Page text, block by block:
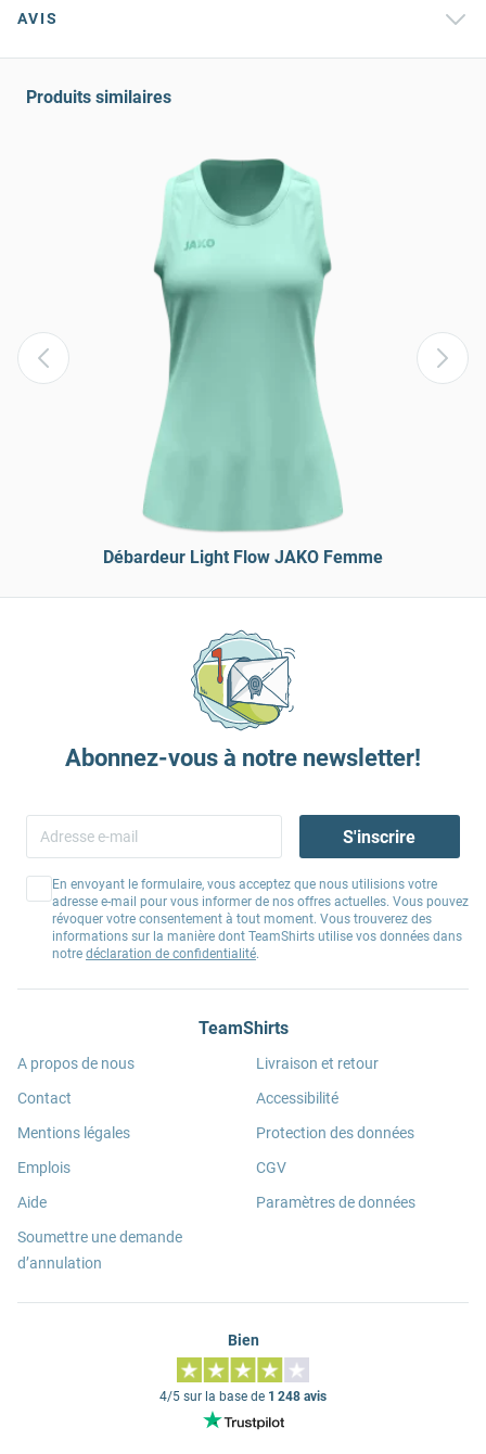
AVIS
Produits similaires
Débardeur Light Flow JAKO Femme
Abonnez-vous à notre newsletter!
S'inscrire
En envoyant le formulaire, vous acceptez que nous utilisions votre
adresse e-mail pour vous informer de nos offres actuelles. Vous pouvez
révoquer votre consentement à tout moment. Vous trouverez des
informations sur la manière dont TeamShirts utilise vos données dans
notre déclaration de confidentialité.
TeamShirts
A propos de nous
Contact
Mentions légales
Emplois
Aide
Soumettre une demande
d’annulation
Livraison et retour
Accessibilité
Protection des données
CGV
Paramètres de données
Bien
4/5 sur la base de 1 248 avis